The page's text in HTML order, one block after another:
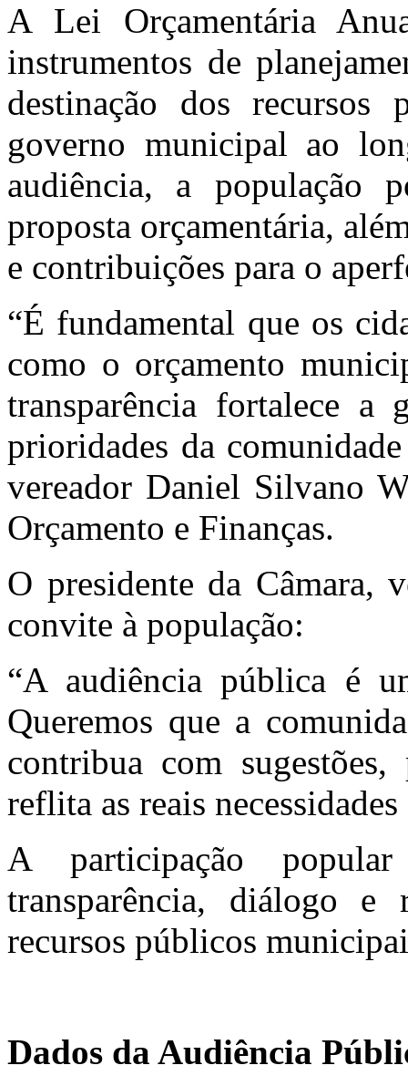
A Lei Orçamentária
instrumentos de
destinação dos
governo municipal ao
audiência, a população
proposta orçamentária,
e contribuições para o
“É fundamental que os
como o orçamento
transparência fortalece a
prioridades da
vereador Daniel Silvano
Orçamento e Finanças.
O presidente da Câmara,
convite à população:
“A audiência pública é
Queremos que a
contribua com
reflita as reais
A participação
transparência, diálogo e
recursos públicos
Dados da Audiência